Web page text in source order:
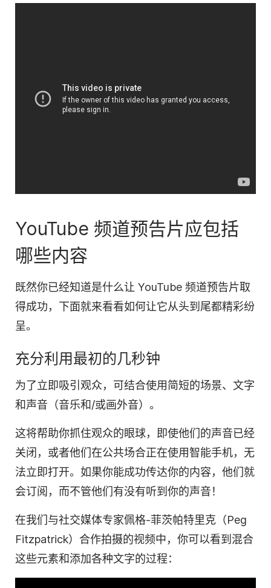
YouTube 频道预告片应包括
哪些内容
既然你已经知道是什么让 YouTube 频道预告片取
得成功，下面就来看看如何让它从头到尾都精彩纷
呈。
充分利用最初的几秒钟
为了立即吸引观众，可结合使用简短的场景、文字
和声音（音乐和/或画外音）。
这将帮助你抓住观众的眼球，即使他们的声音已经
关闭，或者他们在公共场合正在使用智能手机，无
法立即打开。如果你能成功传达你的内容，他们就
会订阅，而不管他们有没有听到你的声音！
在我们与社交媒体专家佩格-菲茨帕特里克（Peg
Fitzpatrick）合作拍摄的视频中，你可以看到混合
这些元素和添加各种文字的过程：